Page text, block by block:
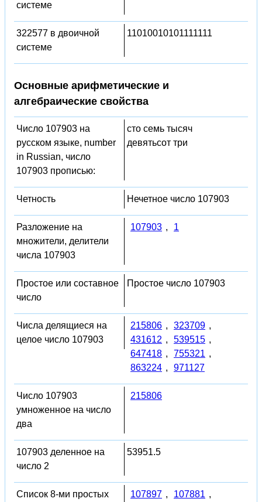
системе
322577 в двоичной
системе
11010010101111111
Основные арифметические и
алгебраические свойства
Число 107903 на
русском языке, number
in Russian, число
107903 прописью:
сто семь тысяч
девятьсот три
Четность Нечетное число 107903
Разложение на
множители, делители
числа 107903
107903 , 1
Простое или составное
число
Простое число 107903
Числа делящиеся на
целое число 107903
215806 , 323709 ,
431612 , 539515 ,
647418 , 755321 ,
863224 , 971127
Число 107903
умноженное на число
два
215806
107903 деленное на
число 2
53951.5
Список 8-ми простых
107897 , 107881 ,